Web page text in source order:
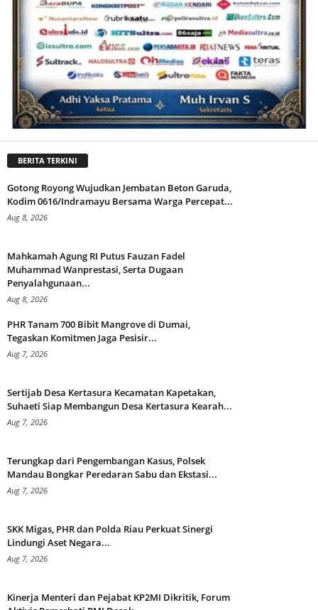
BERITA TERKINI
Gotong Royong Wujudkan Jembatan Beton Garuda,
Kodim 0616/Indramayu Bersama Warga Percepat...
Aug 8, 2026
Mahkamah Agung RI Putus Fauzan Fadel
Muhammad Wanprestasi, Serta Dugaan
Penyalahgunaan...
Aug 8, 2026
PHR Tanam 700 Bibit Mangrove di Dumai,
Tegaskan Komitmen Jaga Pesisir...
Aug 7, 2026
Sertijab Desa Kertasura Kecamatan Kapetakan,
Suhaeti Siap Membangun Desa Kertasura Kearah...
Aug 7, 2026
Terungkap dari Pengembangan Kasus, Polsek
Mandau Bongkar Peredaran Sabu dan Ekstasi...
Aug 7, 2026
SKK Migas, PHR dan Polda Riau Perkuat Sinergi
Lindungi Aset Negara...
Aug 7, 2026
Kinerja Menteri dan Pejabat KP2MI Dikritik, Forum